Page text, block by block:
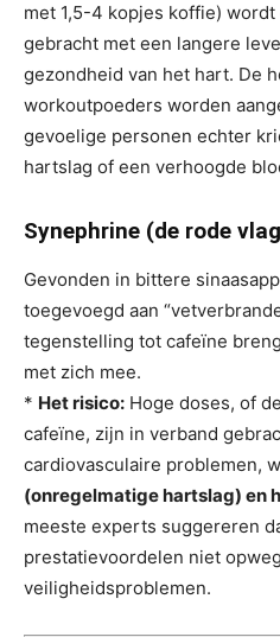
met 1,5-4 kopjes koffie)
gebracht met een langere
gezondheid van het hart. De
workoutpoeders worden
gevoelige personen echter
hartslag of een verhoogde
Synephrine (de rode
Gevonden in bittere
toegevoegd aan
tegenstelling tot cafeïne
met zich mee.
* Het risico: Hoge doses, of
cafeïne, zijn in verband
cardiovasculaire problemen,
(onregelmatige hartslag) en
meeste experts suggereren
prestatievoordelen niet
veiligheidsproblemen.